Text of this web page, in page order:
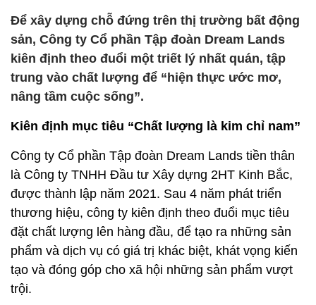
Để xây dựng chỗ đứng trên thị trường bất động
sản, Công ty Cổ phần Tập đoàn Dream Lands
kiên định theo đuổi một triết lý nhất quán, tập
trung vào chất lượng để “hiện thực ước mơ,
nâng tầm cuộc sống”.
Kiên định mục tiêu “Chất lượng là kim chỉ nam”
Công ty Cổ phần Tập đoàn Dream Lands tiền thân
là Công ty TNHH Đầu tư Xây dựng 2HT Kinh Bắc,
được thành lập năm 2021. Sau 4 năm phát triển
thương hiệu, công ty kiên định theo đuổi mục tiêu
đặt chất lượng lên hàng đầu, để tạo ra những sản
phẩm và dịch vụ có giá trị khác biệt, khát vọng kiến
tạo và đóng góp cho xã hội những sản phẩm vượt
trội.